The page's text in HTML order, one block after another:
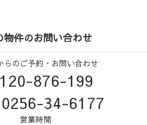
物件のお問い合わせ
らのご予約・お問い合わせ
876-199
34-6177
営業時間